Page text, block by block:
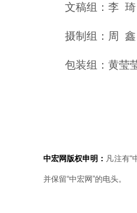
文稿组：李 琦
摄制组：周 鑫
包装组：黄莹
中宏网版权申明： 凡注有“
并保留“中宏网”的电头。